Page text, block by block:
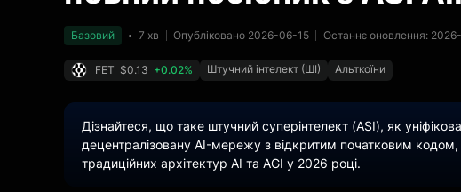
Базовий 7 хв Опубліковано 2026-06-15 Останнє оновлення:
FET $0.13 +0.02% Штучний інтелект (ШІ) Альткоїни
Дізнайтеся, що таке штучний суперінтелект (ASI), як
децентралізовану AI-мережу з відкритим початковим кодом,
традиційних архітектур AI та AGI у 2026 році.